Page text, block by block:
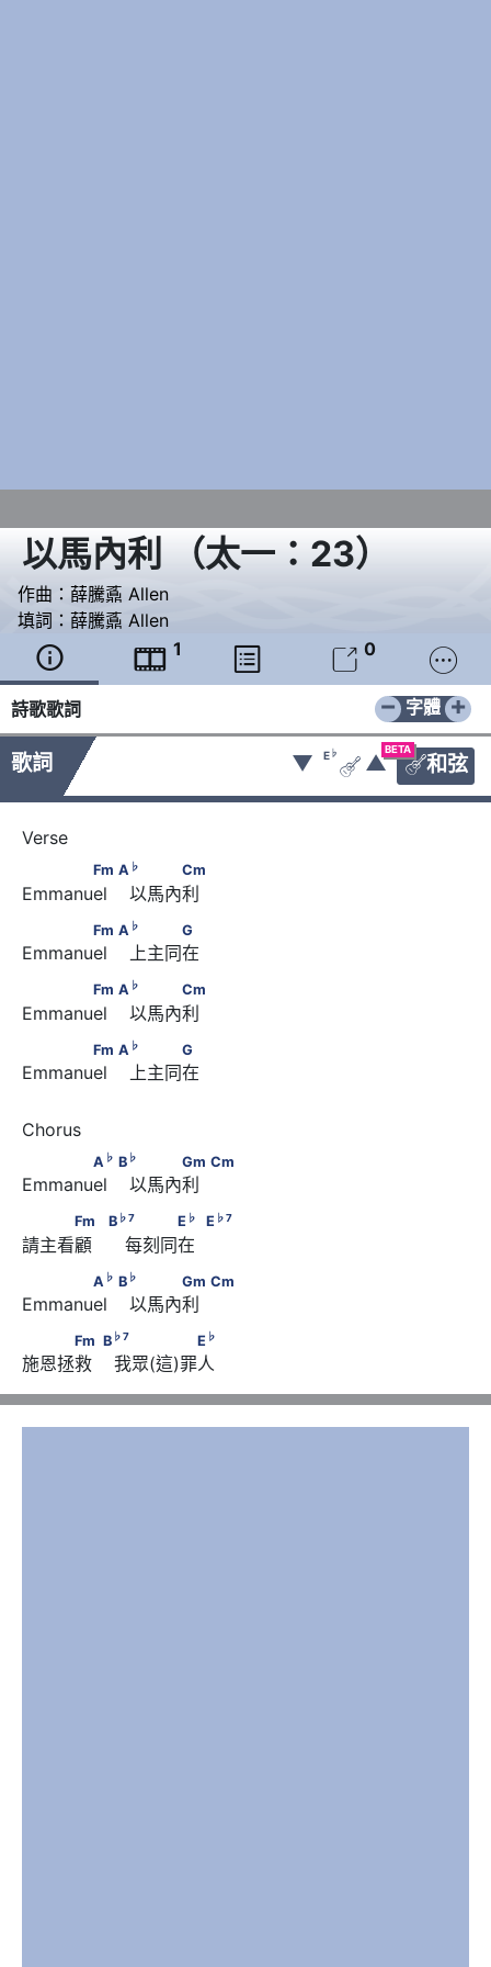
以馬內利 （太一：23）
作曲： 薛騰鼒 Allen
填詞： 薛騰鼒 Allen
  1   0 
詩歌歌詞 − +
字體
歌詞
BETA
和弦
▼ E ♭
 ▲
Fm         A
Cm
Fm A ♭ Cm
Emmanuel    以馬內利
Fm         A
G
Fm A ♭ G
Emmanuel    上主同在
Fm         A
Cm
Fm A ♭ Cm
Emmanuel    以馬內利
Fm         A
G
Fm A ♭ G
Emmanuel    上主同在
B Gm　       Cm
A ♭ B ♭ Gm Cm
Emmanuel    以馬內利
Fm　        B
♭ 7 E
Fm B ♭7 E ♭ E ♭7
請主看顧      每刻同在
B Gm　       Cm
A ♭ B ♭ Gm Cm
Emmanuel    以馬內利
Fm　       B
E
Fm B ♭7 E ♭
施恩拯救    我眾(這)罪人